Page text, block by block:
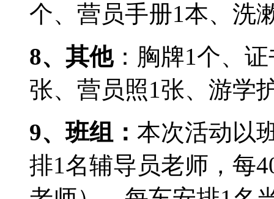
个、营员手册1本、洗
8、其他：胸牌1个、证
张、营员照1张、游学
9、班组：本次活动以
排1名辅导员老师，每